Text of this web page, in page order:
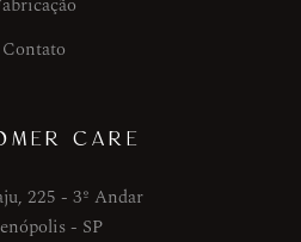
Contato
CARE
225 - 3º Andar
- SP